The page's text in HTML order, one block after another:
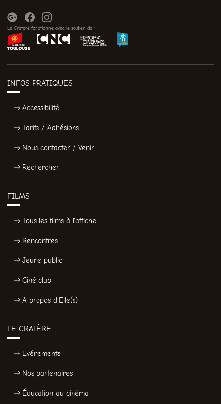
Le Cratère fonctionne avec le soutien de :
INFOS PRATIQUES
Accessibilité
Tarifs / Adhésions
Nous contacter / Venir
Rechercher
FILMS
Tous les films à l'affiche
Rencontres
Jeune public
Ciné club
A propos d'Elle(s)
LE CRATÈRE
Evénements
Nos partenaires
Éducation au cinéma